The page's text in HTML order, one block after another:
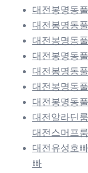
대전봉명동
대전봉명동
대전봉명동
대전봉명동
대전봉명동
대전봉명동
대전봉명동
대전알라딘
대전스머프
대전유성호
빠